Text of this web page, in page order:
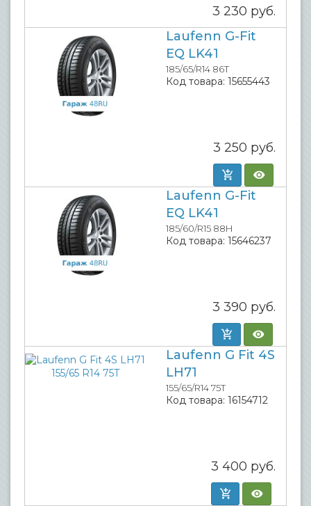
3 230 руб.
Laufenn G-Fit
EQ LK41
185/65/R14 86T
Код товара: 15655443
3 250 руб.
Laufenn G-Fit
EQ LK41
185/60/R15 88H
Код товара: 15646237
3 390 руб.
Laufenn G Fit 4S
LH71
155/65/R14 75T
Код товара: 16154712
3 400 руб.